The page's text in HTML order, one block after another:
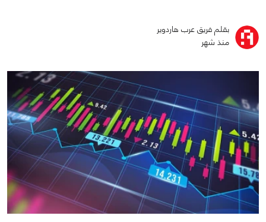
بقلم فريق عرب هاردوير
منذ شهر